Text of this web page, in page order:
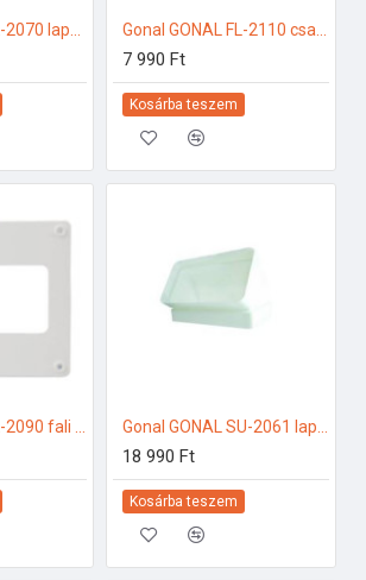
7 990 Ft
Kosárba teszem
18 990 Ft
Kosárba teszem